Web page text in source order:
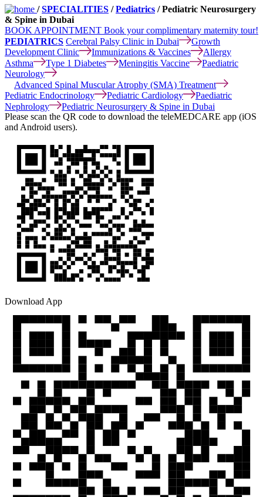
/SPECIALITIES /Pediatrics / Pediatric Neurosurgery
& Spine in Dubai
BOOK APPOINTMENT Book your complimentary maternity tour!
PEDIATRICS Cerebral Palsy Clinic in Dubai
Growth
Development Clinic
Immunizations & Vaccines
Allergy
Asthma
Type 1 Diabetes Meningitis Vaccine
Paediatric
Neurology
Advanced Spinal Muscular Atrophy (SMA) Treatment
Pediatric Endocrinology
Pediatric Cardiology
Paediatric
Nephrology
Pediatric Neurosurgery & Spine in Dubai
Please scan the QR code to download the teleMEDCARE app (iOS
and Android users).
Download App